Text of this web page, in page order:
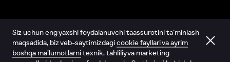
Siz uchun eng yaxshi foydalanuvchi taassurotini ta’minlash
maqsadida, biz veb-saytimizdagicookie fayllari va ayrim
boshqa ma’lumotlarnitexnik, tahliliy va marketing